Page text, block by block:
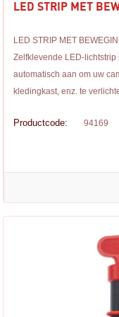
LED STRIP MET
LED STRIP MET
Zelfklevende LED-
automatisch aan om uw
kledingkast, enz. te
Productcode: 94169